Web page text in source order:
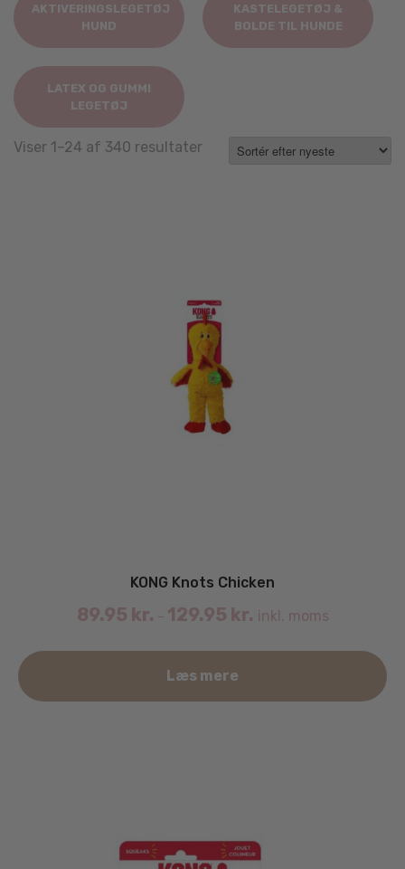
AKTIVERINGSLEGETØJ
HUND
KASTELEGETØJ &
BOLDE TIL HUNDE
LATEX OG GUMMI
LEGETØJ
Viser 1–24 af 340 resultaterSorted
KONG Knots Chicken
89.95 kr. – 129.95 kr. inkl. moms
Læs mere